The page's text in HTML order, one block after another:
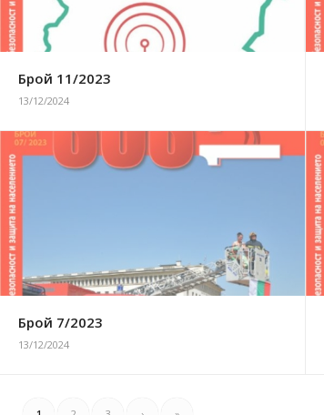
Брой 11/2023
13/12/2024
Брой 7/2023
13/12/2024